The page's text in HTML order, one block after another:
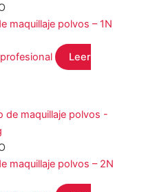
maquillaje polvos – 1N
Leer
maquillaje polvos – 2N